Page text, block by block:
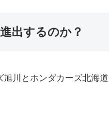
出するのか？
川とホンダカーズ北海道